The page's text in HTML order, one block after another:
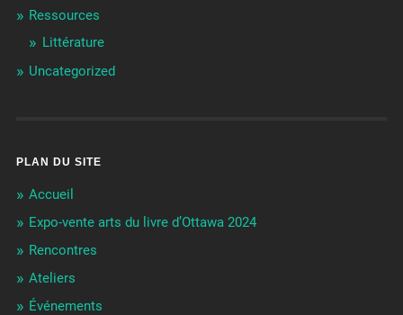
Ressources
Littérature
Uncategorized
PLAN DU SITE
Accueil
Expo-vente arts du livre d’Ottawa 2024
Rencontres
Ateliers
Événements